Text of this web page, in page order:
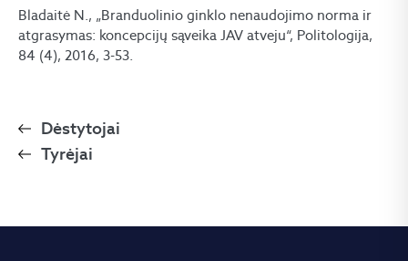
Bladaitė N., „Branduolinio ginklo nenaudojimo norma ir
atgrasymas: koncepcijų sąveika JAV atveju“, Politologija,
84 (4), 2016, 3-53.
Dėstytojai
Tyrėjai